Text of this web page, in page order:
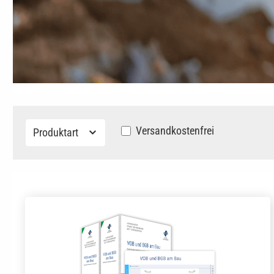
Produktart Filter hinzufügen:
Versandkostenfrei